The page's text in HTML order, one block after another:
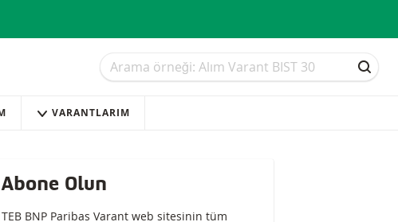
Arama
Arama
VARANTLARIM
Abone Olun
TEB BNP Paribas Varant web sitesinin tüm